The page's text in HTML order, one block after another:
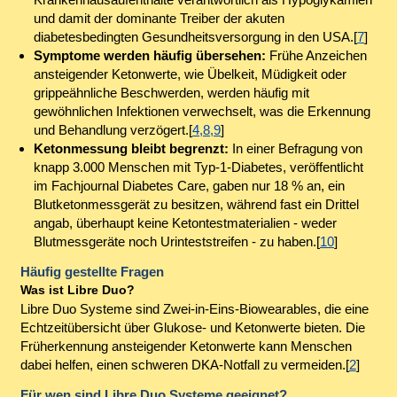
und damit der dominante Treiber der akuten
diabetesbedingten Gesundheitsversorgung in den USA.[7]
Symptome werden häufig übersehen: Frühe Anzeichen
ansteigender Ketonwerte, wie Übelkeit, Müdigkeit oder
grippeähnliche Beschwerden, werden häufig mit
gewöhnlichen Infektionen verwechselt, was die Erkennung
und Behandlung verzögert.[4,8,9]
Ketonmessung bleibt begrenzt: In einer Befragung von
knapp 3.000 Menschen mit Typ-1-Diabetes, veröffentlicht
im Fachjournal Diabetes Care, gaben nur 18 % an, ein
Blutketonmessgerät zu besitzen, während fast ein Drittel
angab, überhaupt keine Ketontestmaterialien - weder
Blutmessgeräte noch Urinteststreifen - zu haben.[10]
Häufig gestellte Fragen
Was ist Libre Duo?
Libre Duo Systeme sind Zwei-in-Eins-Biowearables, die eine
Echtzeitübersicht über Glukose- und Ketonwerte bieten. Die
Früherkennung ansteigender Ketonwerte kann Menschen
dabei helfen, einen schweren DKA-Notfall zu vermeiden.[2]